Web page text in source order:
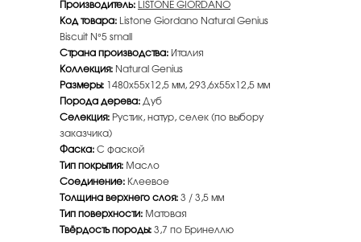
Производитель: LISTONE GIORDANO
Код товара: Listone Giordano Natural Genius
Biscuit N°5 small
Страна производства: Италия
Коллекция: Natural Genius
Размеры: 1480х55х12,5 мм, 293,6х55х12,5 мм
Порода дерева: Дуб
Селекция: Рустик, натур, селек (по выбору
заказчика)
Фаска:С фаской
Тип покрытия: Масло
Соединение: Клеевое
Толщина верхнего слоя:3 / 3,5 мм
Тип поверхности: Матовая
Твёрдость породы:3,7 по Бринеллю